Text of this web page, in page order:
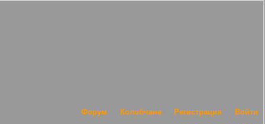
Форум Колобчане Регистрация Войти